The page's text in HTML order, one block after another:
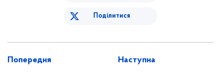
Поділитися
Попередня Наступна